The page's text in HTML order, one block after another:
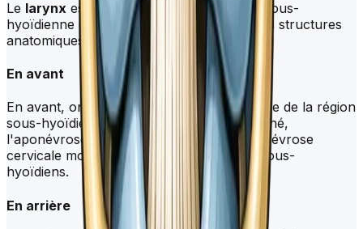
Le larynx est situé au centre de la région sous-
hyoïdienne et est en relation avec plusieurs structures
anatomiques.
En avant
En avant, on trouve les plans de couverture de la région
sous-hyoïdienne, comprenant le plan cutané,
l'aponévrose cervicale superficielle, l'aponévrose
cervicale moyenne ainsi que les muscles sous-
hyoïdiens.
En arrière